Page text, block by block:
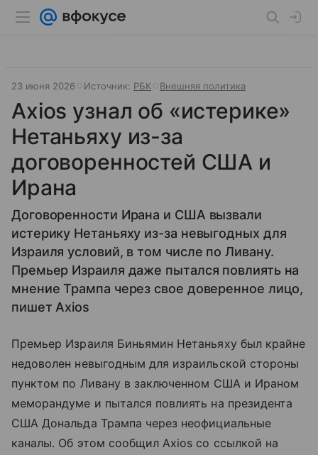
23 июня 2026 Источник: РБК Внешняя политика
Axios узнал об «истерике»
Нетаньяху из-за
договоренностей США и
Ирана
Договоренности Ирана и США вызвали
истерику Нетаньяху из-за невыгодных для
Израиля условий, в том числе по Ливану.
Премьер Израиля даже пытался повлиять на
мнение Трампа через свое доверенное лицо,
пишет Axios
Премьер Израиля Биньямин Нетаньяху был крайне
недоволен невыгодным для израильской стороны
пунктом по Ливану в заключенном США и Ираном
меморандуме и пытался повлиять на президента
США Дональда Трампа через неофициальные
каналы. Об этом сообщил Axios со ссылкой на